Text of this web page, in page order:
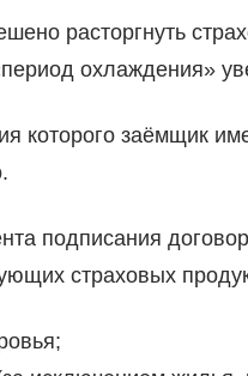
расторгнуть
охлаждения»
которого заёмщик
подписания
страховых